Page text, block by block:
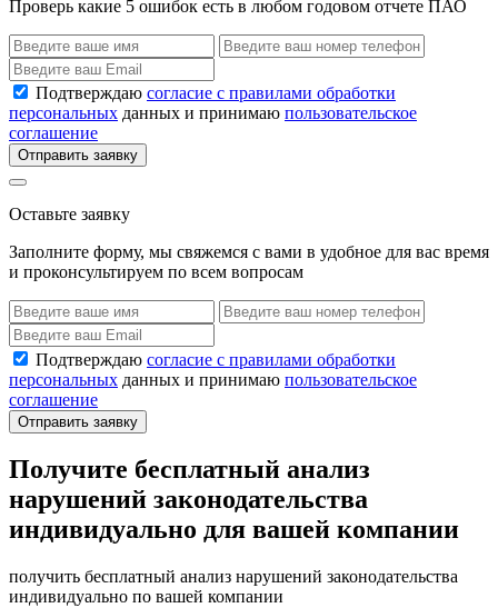
Проверь какие 5 ошибок есть в любом годовом отчете ПАО
Подтверждаю согласие с правилами обработки
персональных данных и принимаю пользовательское
соглашение
Отправить заявку
Оставьте заявку
Заполните форму, мы свяжемся с вами в удобное для вас время
и проконсультируем по всем вопросам
Подтверждаю согласие с правилами обработки
персональных данных и принимаю пользовательское
соглашение
Отправить заявку
Получите бесплатный анализ
нарушений законодательства
индивидуально для вашей компании
получить бесплатный анализ нарушений законодательства
индивидуально по вашей компании